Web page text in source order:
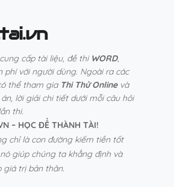
cấp tài liệu, đề thi WORD,
phí với người dùng. Ngoài ra các
thể tham gia Thi Thử Onlinevà
lời giải chi tiết dưới mỗi câu hỏi
thi.
– HỌC ĐỂ THÀNH TÀI!
chỉ là con đường kiếm tiền tốt
giúp chúng ta khẳng định và
giá trị bản thân.